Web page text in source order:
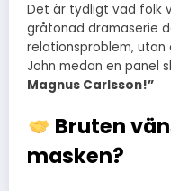
Det är tydligt vad folk
gråtonad dramaserie
relationsproblem, utan
John medan en panel
Magnus Carlsson!”
Bruten
masken?